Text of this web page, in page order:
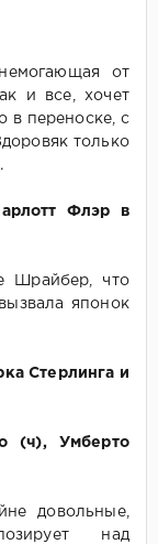
от
и все, хочет
в переноске, с
только
Флэр в
Шрайбер, что
японок
Стерлинга и
(ч), Умберто
довольные,
над